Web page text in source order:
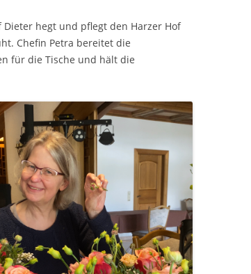
hegt und pflegt den Harzer Hof
Chefin Petra bereitet die
für die Tische und hält die